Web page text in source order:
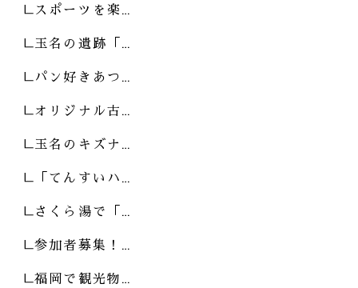
スポーツを楽…
玉名の遺跡「…
パン好きあつ…
オリジナル古…
玉名のキズナ…
「てんすいハ…
さくら湯で「…
参加者募集！…
福岡で観光物…